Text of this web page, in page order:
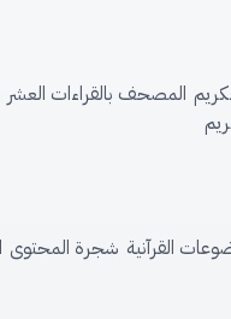
المصحف بالقراءات العشر
القرآنية شجرة المحتوى